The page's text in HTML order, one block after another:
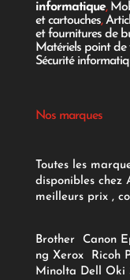
informatique,
et cartouches,
et fournitures de
Matériels point de
Sécurité
Nos marques
Toutes les
disponibles
meilleurs prix ,
Brother Canon
ng Xerox Ricoh
Minolta Dell Oki